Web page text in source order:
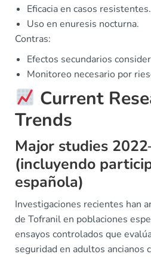
Eficacia en casos resistentes.
Uso en enuresis nocturna.
Contras:
Efectos secundarios
Monitoreo necesario por
Current
Trends
Major studies
(incluyendo
española)
Investigaciones recientes han
de Tofranil en poblaciones
ensayos controlados que
seguridad en adultos ancianos